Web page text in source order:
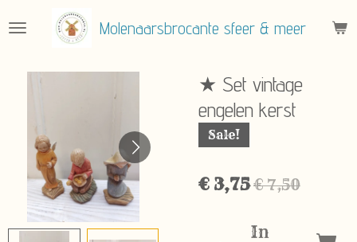
direct
Molenaarsbrocante sfeer & meer
★ Set vintage
engelen kerst
Sale!
€ 3,75€ 7,50
In